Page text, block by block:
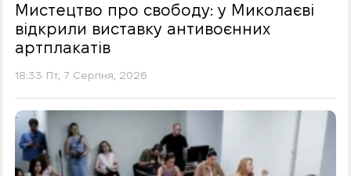
Мистецтво про свободу: у Миколаєві
відкрили виставку антивоєнних
артплакатів
18:33 Пт, 7 Серпня, 2026